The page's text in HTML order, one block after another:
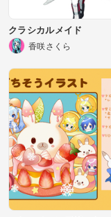
クラシカルメイド
香咲さくら